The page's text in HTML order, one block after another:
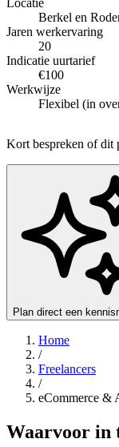
Berkel en
Jaren werkervaring
20
Indicatie uurtarief
€100
Werkwijze
Flexibel (in
Kort bespreken of
Plan direct een
Home
/
Freelancers
/
eCommerce &
Waarvoor in